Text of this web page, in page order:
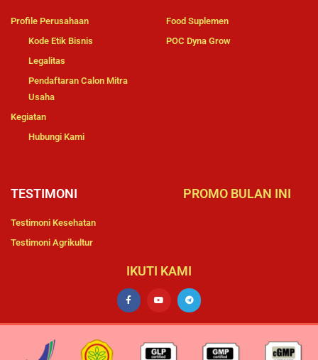
Profile Perusahaan
Kode Etik Bisnis
Legalitas
Pendaftaran Calon Mitra
Usaha
Kegiatan
Hubungi Kami
Food Suplemen
POC Dyna Grow
TESTIMONI
Testimoni Kesehatan
Testimoni Agrikultur
PROMO BULAN INI
IKUTI KAMI